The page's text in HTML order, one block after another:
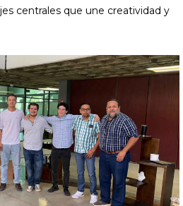
centrales que une creatividad y